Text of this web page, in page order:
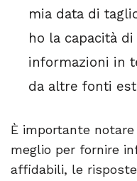
mia data di
ho la capacità
informazioni in
da altre fonti
È importante
meglio per fornire
affidabili, le